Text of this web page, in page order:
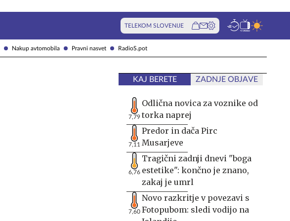
Nakup avtomobila Pravni nasvet RadioS.pot
TELEKOM SLOVENIJE
KAJ BERETE ZADNJE OBJAVE
7,79
Odlična novica za voznike od
torka naprej
7,11
Predor in dača Pirc
Musarjeve
6,76
Tragični zadnji dnevi "boga
estetike": končno je znano,
zakaj je umrl
7,60
Novo razkritje v povezavi s
Fotopubom: sledi vodijo na